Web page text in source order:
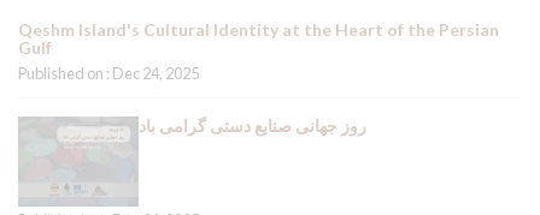
Qeshm Island's Cultural Identity at the Heart of the Persian
Gulf
Published on : Dec 24, 2025
روز جهانی صنایع دستی گرامی باد